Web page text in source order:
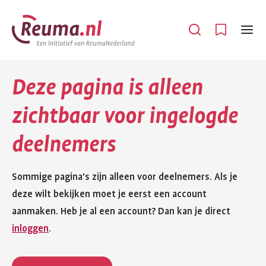
Spring
naar
hoofdinhoud
Spring
naar
footer
Open
Menu
Deze pagina is alleen
zichtbaar voor ingelogde
deelnemers
Sommige pagina's zijn alleen voor deelnemers. Als je
deze wilt bekijken moet je eerst een account
aanmaken. Heb je al een account? Dan kan je direct
inloggen.